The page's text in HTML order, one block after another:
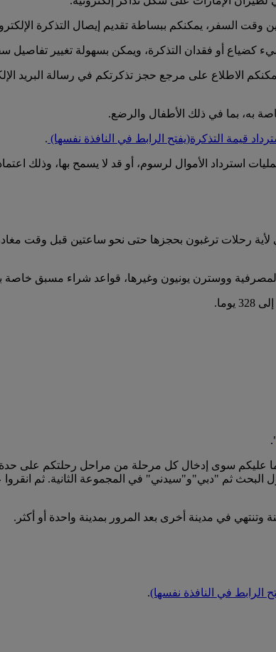
السفر، يمكنكم ببساطة تقديم إيصال التذكرة
كضياع أو فقدان التذكرة، ويمكن بسهولة تغيير
الاطلاع على مرجع حجز تذكرتكم في رسالة البريد
به، بما في ذلك الأطفال والرضع.
قيمة التذكرة(يفتح الرابط في النافذة نفسها) .
استرداد الأموال لرسوم، أو قد لا يسمح بها، وذلك
لأية رحلات ترغبون بحجزها حتى نحو ساعتين قبل وقت
ووسترن يونيون وغيرها، قواعد شراء مسبق خاصة
ما عليكم سوى إدخال كل مرحلة من مراحل رحلتكم على
البحث ثم "دبي"و"سيدني" في المجموعة الثانية. ثم
في مدينة أخرى بعد المرور بمدينة واحدة أو أكثر.
الرابط في النافذة نفسها).